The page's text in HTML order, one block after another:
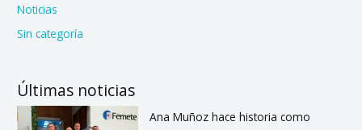
Noticias
Sin categoría
Últimas noticias
Ana Muñoz hace historia como